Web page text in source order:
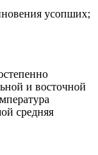
усопших;
и восточной
средняя